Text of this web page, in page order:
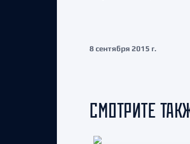
8 сентября 2015 г.
СМОТРИТЕ